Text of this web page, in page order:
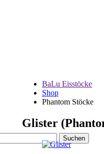
BaLu Eisstöcke
Shop
Phantom Stöcke
Glister